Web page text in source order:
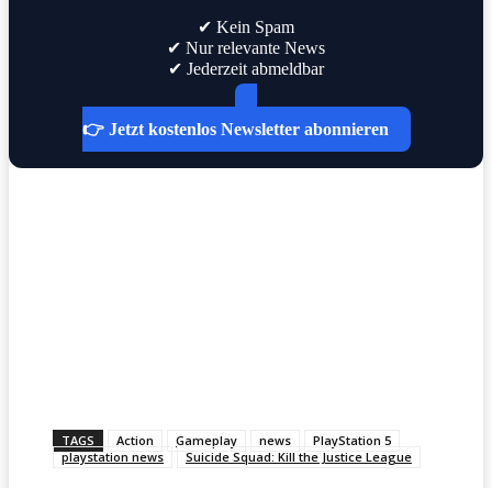
✔ Kein Spam
✔ Nur relevante News
✔ Jederzeit abmeldbar
👉 Jetzt kostenlos Newsletter abonnieren
TAGS Action Gameplay news
PlayStation 5
playstation news
Suicide Squad: Kill the Justice League